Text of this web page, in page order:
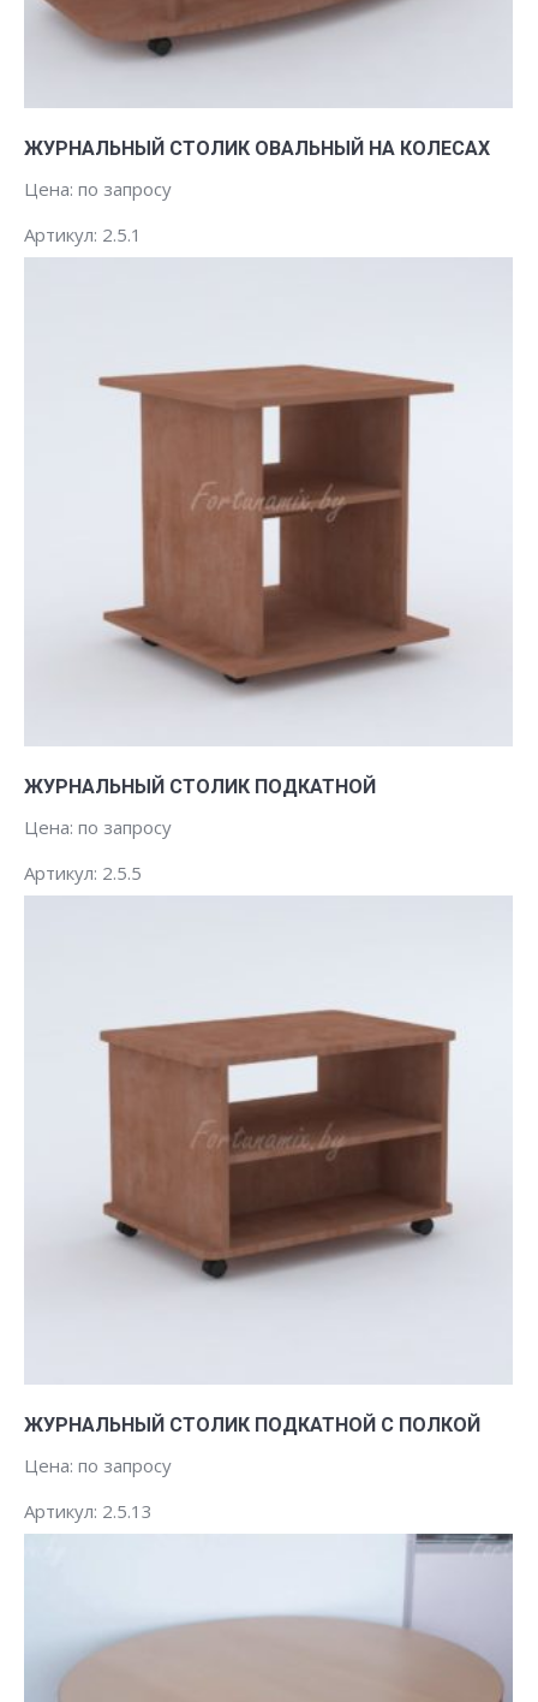
ЖУРНАЛЬНЫЙ СТОЛИК ОВАЛЬНЫЙ НА КОЛЕСАХ
Цена: по запросу
Артикул: 2.5.1
ЖУРНАЛЬНЫЙ СТОЛИК ПОДКАТНОЙ
Цена: по запросу
Артикул: 2.5.5
Заказать
ЖУРНАЛЬНЫЙ СТОЛИК ПОДКАТНОЙ С ПОЛКОЙ
Цена: по запросу
Артикул: 2.5.13